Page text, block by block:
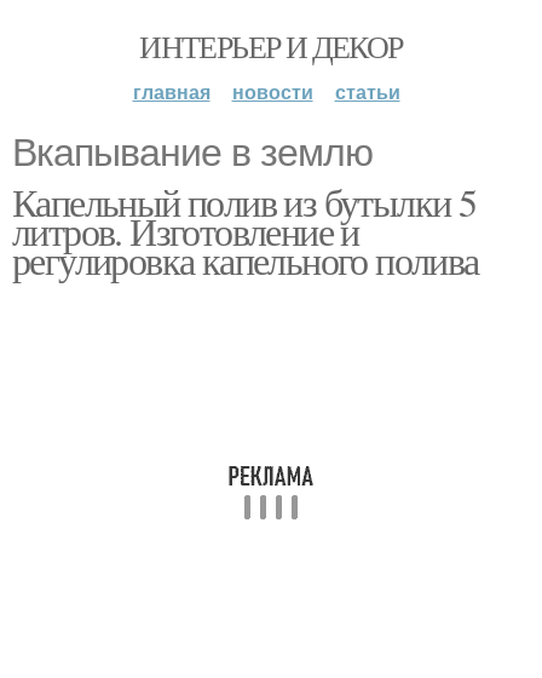
ИНТЕРЬЕР И ДЕКОР
главная новости статьи
Вкапывание в землю
Капельный полив из бутылки 5
литров. Изготовление и
регулировка капельного полива